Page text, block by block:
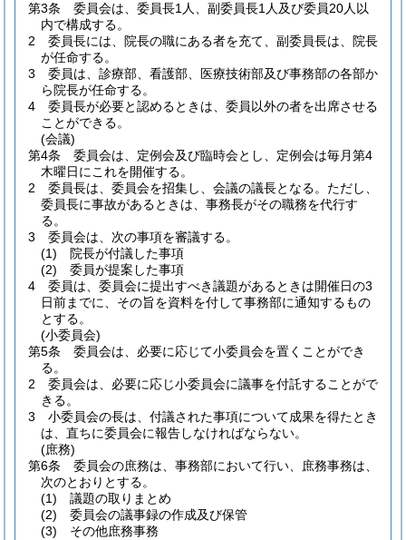
第3条
委員会は、委員長1人、副委員長1人及び委員20人以
内で構成する。
2
委員長には、院長の職にある者を充て、副委員長は、院長
が任命する。
3
委員は、診療部、看護部、医療技術部及び事務部の各部か
ら院長が任命する。
4
委員長が必要と認めるときは、委員以外の者を出席させる
ことができる。
(会議)
第4条
委員会は、定例会及び臨時会とし、定例会は毎月第4
木曜日にこれを開催する。
2
委員長は、委員会を招集し、会議の議長となる。 ただし、
委員長に事故があるときは、事務長がその職務を代行す
る。
3
委員会は、次の事項を審議する。
(1)
院長が付議した事項
(2)
委員が提案した事項
4
委員は、委員会に提出すべき議題があるときは開催日の3
日前までに、その旨を資料を付して事務部に通知するもの
とする。
(小委員会)
第5条
委員会は、必要に応じて小委員会を置くことができ
る。
2
委員会は、必要に応じ小委員会に議事を付託することがで
きる。
3
小委員会の長は、付議された事項について成果を得たとき
は、直ちに委員会に報告しなければならない。
(庶務)
第6条
委員会の庶務は、事務部において行い、庶務事務は、
次のとおりとする。
(1)
議題の取りまとめ
(2)
委員会の議事録の作成及び保管
(3)
その他庶務事務